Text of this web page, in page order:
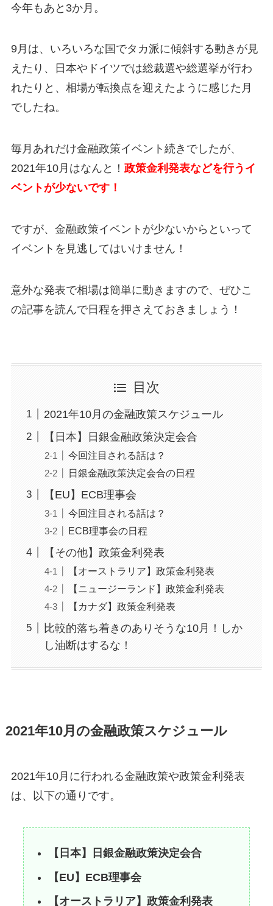
今年もあと3か月。
9月は、いろいろな国でタカ派に傾斜する動きが見
えたり、日本やドイツでは総裁選や総選挙が行わ
れたりと、相場が転換点を迎えたように感じた月
でしたね。
毎月あれだけ金融政策イベント続きでしたが、
2021年10月はなんと！ 政策金利発表などを行うイ
ベントが少ないです！
ですが、金融政策イベントが少ないからといって
イベントを見逃してはいけません！
意外な発表で相場は簡単に動きますので、ぜひこ
の記事を読んで日程を押さえておきましょう！
目次
2021年10月の金融政策スケジュール
【日本】日銀金融政策決定会合
今回注目される話は？
日銀金融政策決定会合の日程
【EU】ECB理事会
今回注目される話は？
ECB理事会の日程
【その他】政策金利発表
【オーストラリア】政策金利発表
【ニュージーランド】政策金利発表
【カナダ】政策金利発表
比較的落ち着きのありそうな10月！しか
し油断はするな！
2021年10月の金融政策スケジュール
2021年10月に行われる金融政策や政策金利発表
は、以下の通りです。
【日本】日銀金融政策決定会合
【EU】ECB理事会
【オーストラリア】政策金利発表